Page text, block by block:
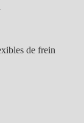
de frein